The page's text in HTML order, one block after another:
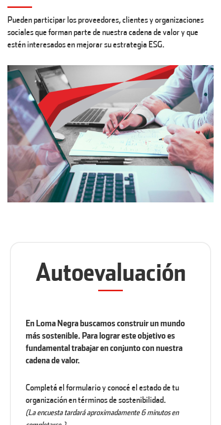
Pueden participar los proveedores, clientes y organizaciones
sociales que forman parte de nuestra cadena de valor y que
estén interesados en mejorar su estrategia ESG.
Autoevaluación
En Loma Negra buscamos construir un mundo
más sostenible. Para lograr este objetivo es
fundamental trabajar en conjunto con nuestra
cadena de valor.
Completá el formulario y conocé el estado de tu
organización en términos de sostenibilidad.
(La encuesta tardará aproximadamente 6 minutos en